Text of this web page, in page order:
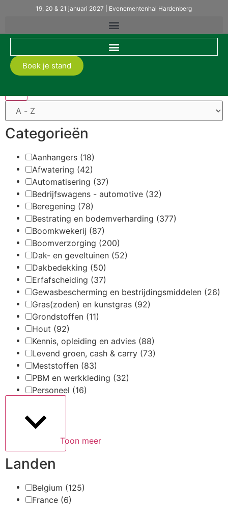
19, 20 & 21 januari 2027 | Evenementenhal Hardenberg
Boek je stand
Filters
Categorieën
Aanhangers (18)
Afwatering (42)
Automatisering (37)
Bedrijfswagens - automotive (32)
Beregening (78)
Bestrating en bodemverharding (377)
Boomkwekerij (87)
Boomverzorging (200)
Dak- en geveltuinen (52)
Dakbedekking (50)
Erfafscheiding (37)
Gewasbescherming en bestrijdingsmiddelen (26)
Gras(zoden) en kunstgras (92)
Grondstoffen (11)
Hout (92)
Kennis, opleiding en advies (88)
Levend groen, cash & carry (73)
Meststoffen (83)
PBM en werkkleding (32)
Personeel (16)
Toon meer
Landen
Belgium (125)
France (6)